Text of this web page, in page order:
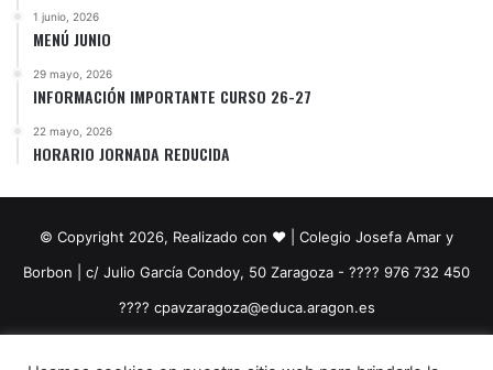
1 junio, 2026
MENÚ JUNIO
29 mayo, 2026
INFORMACIÓN IMPORTANTE CURSO 26-27
22 mayo, 2026
HORARIO JORNADA REDUCIDA
© Copyright 2026, Realizado con ❤️ | Colegio Josefa Amar y
Borbon | c/ Julio García Condoy, 50 Zaragoza - ???? 976 732 450
????​ cpavzaragoza@educa.aragon.es
FacebookYouTubeInstagram